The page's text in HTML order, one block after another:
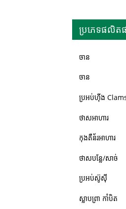
ប្រភេទផលិ
ចាន
ចាន
ប្រអប់ហ៊ីង
ថាសអាហារ
កុងតឺន័រអាហារ
ថាសបន្លែ/សាច់
ប្រអប់ស៊ូស៊ី
ស្លាបព្រា កាំបិត